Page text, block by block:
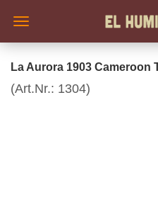
La Aurora 1903 Cameroon
(Art.Nr.: 1304)